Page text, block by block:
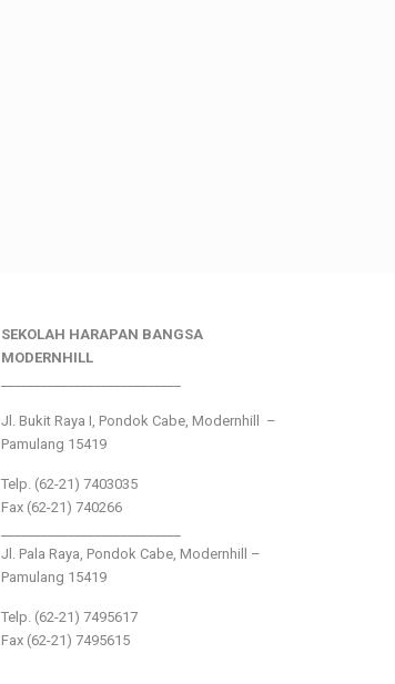
SEKOLAH HARAPAN BANGSA
MODERNHILL
Jl. Bukit Raya I, Pondok Cabe, Modernhill –
Pamulang 15419
Telp. (62-21) 7403035
Fax (62-21) 740266
Jl. Pala Raya, Pondok Cabe, Modernhill –
Pamulang 15419
Telp. (62-21) 7495617
Fax (62-21) 7495615